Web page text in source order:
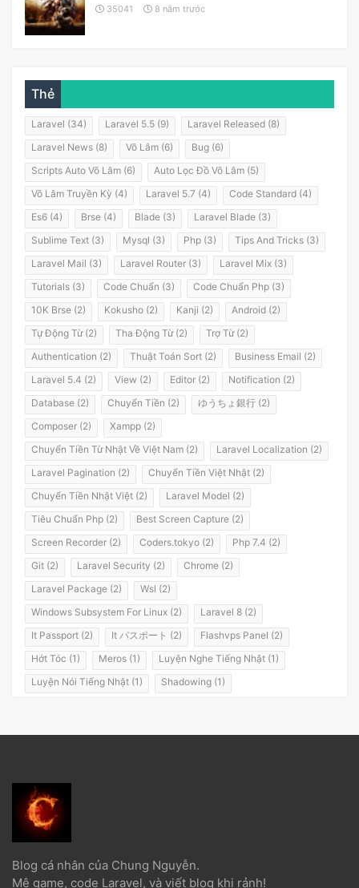
35041 8 năm trước
Thẻ
Laravel (34) Laravel 5.5 (9)
Laravel Released (8)
Laravel News (8)
Võ Lâm (6)
Bug (6)
Scripts Auto Võ Lâm (6)
Auto Lọc Đồ Võ Lâm (5)
Võ Lâm Truyền Kỳ (4)
Laravel 5.7 (4)
Code Standard (4)
Es6 (4)
Brse (4) Blade (3)
Laravel Blade (3)
Sublime Text (3)
Mysql (3) Php (3)
Tips And Tricks (3)
Laravel Mail (3)
Laravel Router (3)
Laravel Mix (3)
Tutorials (3)
Code Chuẩn (3)
Code Chuẩn Php (3)
10K Brse (2)
Kokusho (2) Kanji (2)
Android (2)
Tự Động Từ (2)
Tha Động Từ (2)
Trợ Từ (2)
Authentication (2)
Thuật Toán Sort (2)
Business Email (2)
Laravel 5.4 (2)
View (2) Editor (2)
Notification (2)
Database (2)
Chuyển Tiền (2)
ゆうちょ銀行 (2)
Composer (2)
Xampp (2)
Chuyển Tiền Từ Nhật Về Việt Nam (2)
Laravel Localization (2)
Laravel Pagination (2)
Chuyển Tiền Việt Nhật (2)
Chuyển Tiền Nhật Việt (2)
Laravel Model (2)
Tiêu Chuẩn Php (2)
Best Screen Capture (2)
Screen Recorder (2)
Coders.tokyo (2)
Php 7.4 (2)
Git (2)
Laravel Security (2)
Chrome (2)
Laravel Package (2)
Wsl (2)
Windows Subsystem For Linux (2)
Laravel 8 (2)
It Passport (2)
It パスポート (2)
Flashvps Panel (2)
Hớt Tóc (1)
Meros (1)
Luyện Nghe Tiếng Nhật (1)
Luyện Nói Tiếng Nhật (1)
Shadowing (1)
Sóng Thần (1)
Wakarimasen (1)
Onsen (1)
Laravel 5.2 (1)
Từ Điển (1) Tính Từ (1)
Blog cá nhân của Chung Nguyễn.
Mê game, code Laravel, và viết blog khi rảnh!